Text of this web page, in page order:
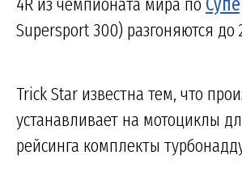
Supersport 300) разгоняются до
Trick Star известна тем, что
устанавливает на мотоциклы
рейсинга комплекты